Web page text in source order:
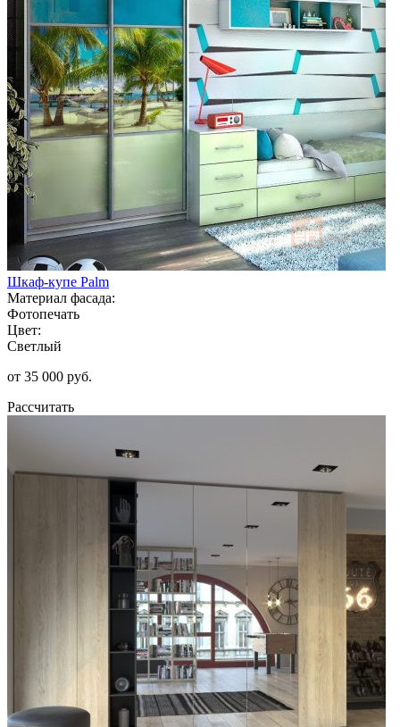
Шкаф-купе Palm
Материал фасада:
Фотопечать
Цвет:
Светлый
от 35 000 руб.
Рассчитать